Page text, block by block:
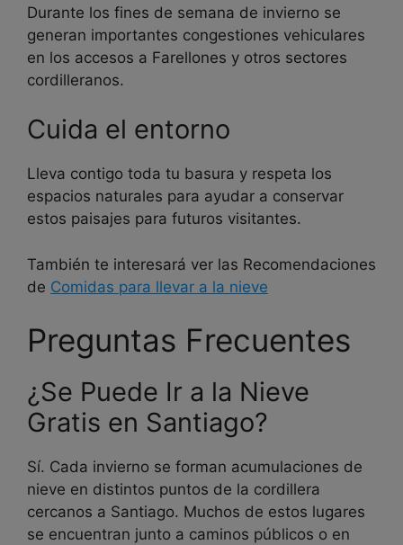
Durante los fines de semana de invierno se
generan importantes congestiones vehiculares
en los accesos a Farellones y otros sectores
cordilleranos.
Cuida el entorno
Lleva contigo toda tu basura y respeta los
espacios naturales para ayudar a conservar
estos paisajes para futuros visitantes.
También te interesará ver las Recomendaciones
de Comidas para llevar a la nieve
Preguntas Frecuentes
¿Se Puede Ir a la Nieve
Gratis en Santiago?
Sí. Cada invierno se forman acumulaciones de
nieve en distintos puntos de la cordillera
cercanos a Santiago. Muchos de estos lugares
se encuentran junto a caminos públicos o en